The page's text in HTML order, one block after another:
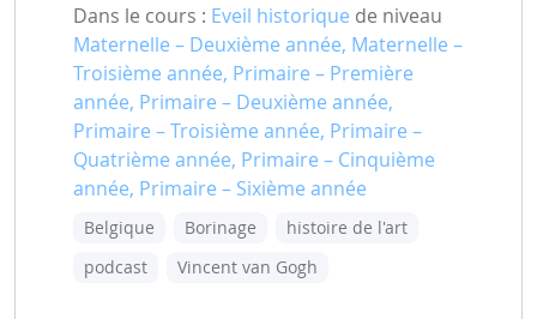
Dans le cours : Eveil historique de niveau
Maternelle – Deuxième année, Maternelle –
Troisième année, Primaire – Première
année, Primaire – Deuxième année,
Primaire – Troisième année, Primaire –
Quatrième année, Primaire – Cinquième
année, Primaire – Sixième année
Belgique Borinage
histoire de l'art
podcast
Vincent van Gogh